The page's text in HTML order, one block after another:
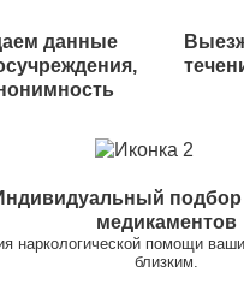
данные
подбор
медикаментов
наркологической помощи
близким.